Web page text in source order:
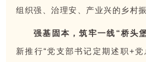
组织强、治理安、产业兴的乡村振
强基固本，筑牢一线“桥头
新推行“党支部书记定期述职+